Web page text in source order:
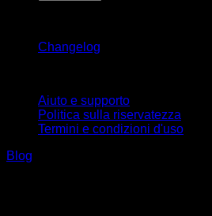
Changelog
Aiuto e supporto
Politica sulla riservatezza
Termini e condizioni d'uso
Blog